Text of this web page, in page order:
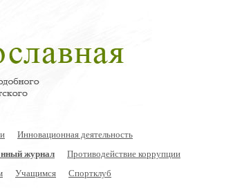
Инновационная деятельность
журнал
Противодействие коррупции
Учащимся Спортклуб